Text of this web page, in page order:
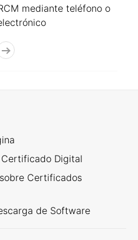
mediante teléfono o
Digital
Certificados
de Software